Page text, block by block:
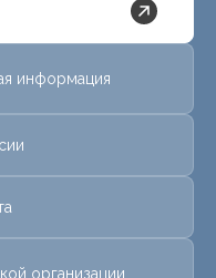
информация
организации